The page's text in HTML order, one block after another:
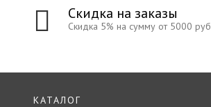
Скидка на заказы
Скидка 5% на сумму от 5000 руб
КАТАЛОГ